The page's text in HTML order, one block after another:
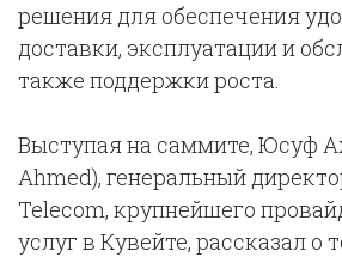
решения для обеспечения
доставки, эксплуатации и
также поддержки роста.
Выступая на саммите, Юсуф
Ahmed), генеральный
Telecom, крупнейшего
услуг в Кувейте, рассказал о